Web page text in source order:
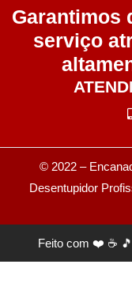
Garantimos
serviço
© 2022 –
Desentupidor
Feito com ❤️ ☕